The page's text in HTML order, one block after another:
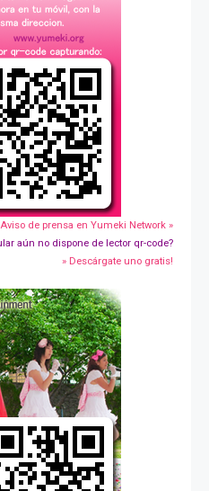
de prensa en Yumeki Network »
aún no dispone de lector qr-code?
» Descárgate uno gratis!